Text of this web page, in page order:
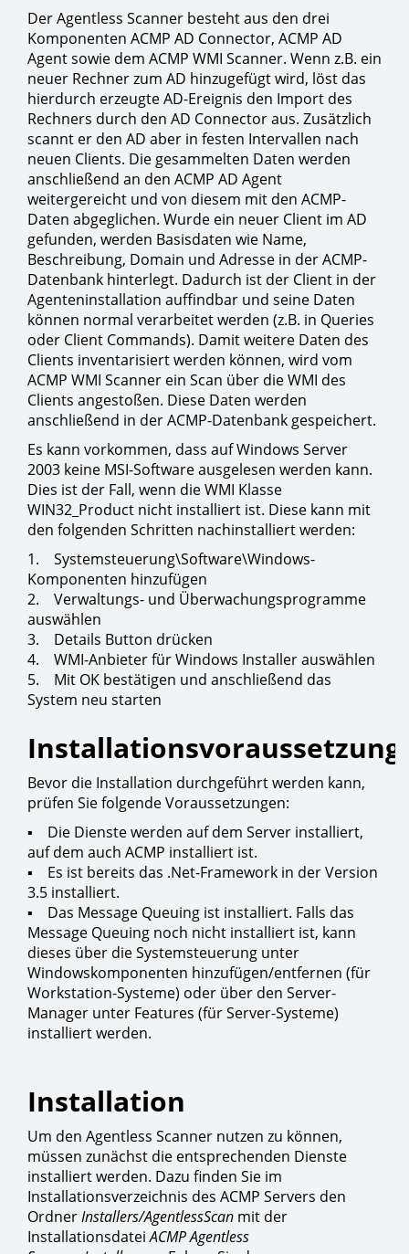
Der Agentless Scanner besteht aus den drei
Komponenten ACMP AD Connector, ACMP AD
Agent sowie dem ACMP WMI Scanner. Wenn z.B. ein
neuer Rechner zum AD hinzugefügt wird, löst das
hierdurch erzeugte AD-Ereignis den Import des
Rechners durch den AD Connector aus. Zusätzlich
scannt er den AD aber in festen Intervallen nach
neuen Clients. Die gesammelten Daten werden
anschließend an den ACMP AD Agent
weitergereicht und von diesem mit den ACMP-
Daten abgeglichen. Wurde ein neuer Client im AD
gefunden, werden Basisdaten wie Name,
Beschreibung, Domain und Adresse in der ACMP-
Datenbank hinterlegt. Dadurch ist der Client in der
Agenteninstallation auffindbar und seine Daten
können normal verarbeitet werden (z.B. in Queries
oder Client Commands). Damit weitere Daten des
Clients inventarisiert werden können, wird vom
ACMP WMI Scanner ein Scan über die WMI des
Clients angestoßen. Diese Daten werden
anschließend in der ACMP-Datenbank gespeichert.
Es kann vorkommen, dass auf Windows Server
2003 keine MSI-Software ausgelesen werden kann.
Dies ist der Fall, wenn die WMI Klasse
WIN32_Product nicht installiert ist. Diese kann mit
den folgenden Schritten nachinstalliert werden:
1. Systemsteuerung\Software\Windows-
Komponenten hinzufügen
2. Verwaltungs- und Überwachungsprogramme
auswählen
3. Details Button drücken
4. WMI-Anbieter für Windows Installer auswählen
5. Mit OK bestätigen und anschließend das
System neu starten
Bevor die Installation durchgeführt werden kann,
prüfen Sie folgende Voraussetzungen:
▪ Die Dienste werden auf dem Server installiert,
auf dem auch ACMP installiert ist.
▪ Es ist bereits das .Net-Framework in der Version
3.5 installiert.
▪ Das Message Queuing ist installiert. Falls das
Message Queuing noch nicht installiert ist, kann
dieses über die Systemsteuerung unter
Windowskomponenten hinzufügen/entfernen (für
Workstation-Systeme) oder über den Server-
Manager unter Features (für Server-Systeme)
installiert werden.
Installation
Um den Agentless Scanner nutzen zu können,
müssen zunächst die entsprechenden Dienste
installiert werden. Dazu finden Sie im
Installationsverzeichnis des ACMP Servers den
OrdnerInstallers/AgentlessScan mit der
InstallationsdateiACMP Agentless